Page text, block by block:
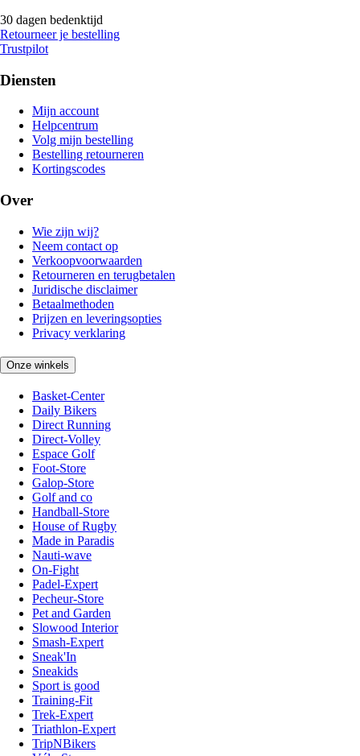
30 dagen bedenktijd
Retourneer je bestelling
Trustpilot
Diensten
Mijn account
Helpcentrum
Volg mijn bestelling
Bestelling retourneren
Kortingscodes
Over
Wie zijn wij?
Neem contact op
Verkoopvoorwaarden
Retourneren en terugbetalen
Juridische disclaimer
Betaalmethoden
Prijzen en leveringsopties
Privacy verklaring
Onze winkels
Basket-Center
Daily Bikers
Direct Running
Direct-Volley
Espace Golf
Foot-Store
Galop-Store
Golf and co
Handball-Store
House of Rugby
Made in Paradis
Nauti-wave
On-Fight
Padel-Expert
Pecheur-Store
Pet and Garden
Slowood Interior
Smash-Expert
Sneak'In
Sneakids
Sport is good
Training-Fit
Trek-Expert
Triathlon-Expert
TripNBikers